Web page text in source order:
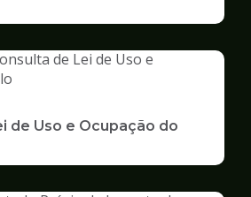
de Uso e Ocupação do